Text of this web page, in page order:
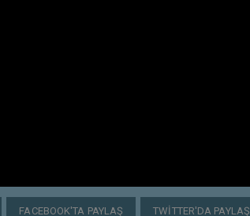
FACEBOOK'TA PAYLAŞ TWITTER'DA PAYLAŞ